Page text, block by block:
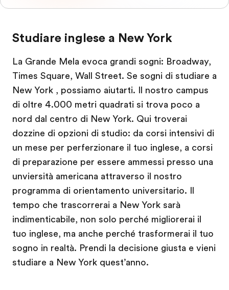
Studiare inglese a New York
La Grande Mela evoca grandi sogni: Broadway,
Times Square, Wall Street. Se sogni di studiare a
New York , possiamo aiutarti. Il nostro campus
di oltre 4.000 metri quadrati si trova poco a
nord dal centro di New York. Qui troverai
dozzine di opzioni di studio: da corsi intensivi di
un mese per perferzionare il tuo inglese, a corsi
di preparazione per essere ammessi presso una
unviersità americana attraverso il nostro
programma di orientamento universitario. Il
tempo che trascorrerai a New York sarà
indimenticabile, non solo perché migliorerai il
tuo inglese, ma anche perché trasformerai il tuo
sogno in realtà. Prendi la decisione giusta e vieni
studiare a New York quest’anno.